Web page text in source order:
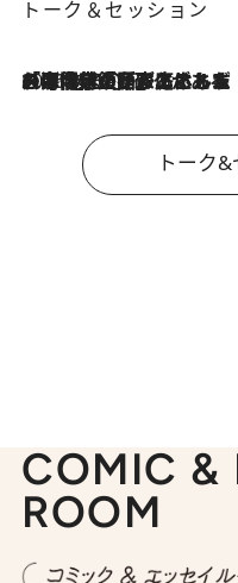
トーク＆セッション
2026.8.3
「今後値上げがあるとすれば…」「リスクがあるのは今年の冬」エネルギー専門家が語る、ホルムズ海峡封鎖が家庭にもたらす“ある心配”
トーク
COMIC &
ROOM